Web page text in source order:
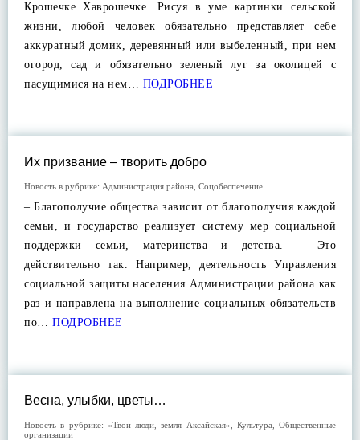
Крошечке Хаврошечке. Рисуя в уме картинки сельской
жизни, любой человек обязательно представляет себе
аккуратный домик, деревянный или выбеленный, при нем
огород, сад и обязательно зеленый луг за околицей с
пасущимися на нем… ПОДРОБНЕЕ
Их призвание – творить добро
Новость в рубрике: Администрация района Соцобеспечение
– Благополучие общества зависит от благополучия каждой
семьи, и государство реализует систему мер социальной
поддержки семьи, материнства и детства. – Это
действительно так. Например, деятельность Управления
социальной защиты населения Администрации района как
раз и направлена на выполнение социальных обязательств
по… ПОДРОБНЕЕ
Весна, улыбки, цветы…
Новость в рубрике: «Твои люди, земля Аксайская» Культура
Общественные
организации